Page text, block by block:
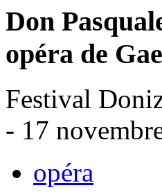
Don
opéra de
Festival
- 17
opéra